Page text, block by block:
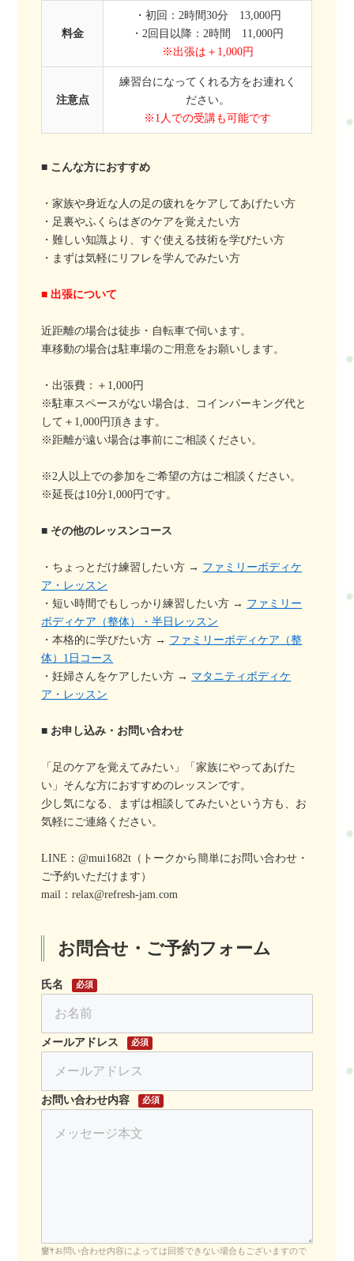
料金
・初回：2時間30分 13,000円
・2回目以降：2時間 11,000円
※出張は＋1,000円
注意点
練習台になってくれる方をお連れく
ださい。
※1人での受講も可能です
■ こんな方におすすめ
・家族や身近な人の足の疲れをケアしてあげたい方
・足裏やふくらはぎのケアを覚えたい方
・難しい知識より、すぐ使える技術を学びたい方
・まずは気軽にリフレを学んでみたい方
■ 出張について
近距離の場合は徒歩・自転車で伺います。
車移動の場合は駐車場のご用意をお願いします。
・出張費：＋1,000円
※駐車スペースがない場合は、コインパーキング代と
して＋1,000円頂きます。
※距離が遠い場合は事前にご相談ください。
※2人以上での参加をご希望の方はご相談ください。
※延長は10分1,000円です。
■ その他のレッスンコース
・ちょっとだけ練習したい方 → ファミリーボディケ
ア・レッスン
・短い時間でもしっかり練習したい方 → ファミリー
ボディケア（整体）・半日レッスン
・本格的に学びたい方 → ファミリーボディケア（整
体）1日コース
・妊婦さんをケアしたい方 → マタニティボディケ
ア・レッスン
■ お申し込み・お問い合わせ
「足のケアを覚えてみたい」「家族にやってあげた
い」そんな方におすすめのレッスンです。
少し気になる、まずは相談してみたいという方も、お
気軽にご連絡ください。
LINE：@mui1682t（トークから簡単にお問い合わせ・
ご予約いただけます）
mail：relax@refresh-jam.com
お問合せ・ご予約フォーム
氏名 必須
メールアドレス 必須
お問い合わせ内容 必須
お問い合わせ内容によっては回答できない場合もございますので